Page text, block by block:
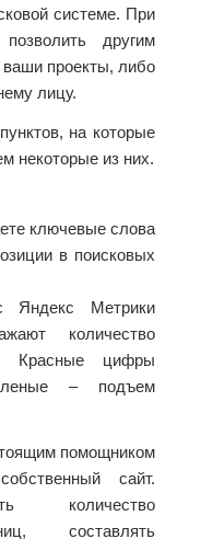
системе. При
другим
ваши проекты, либо
лицу.
на которые
некоторые из них.
ключевые слова
в поисковых
Метрики
количество
Красные цифры
– подъем
помощником
сайт.
количество
составлять